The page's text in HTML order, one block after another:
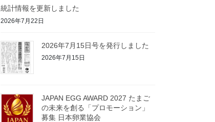
統計情報を更新しました
2026年7月22日
2026年7月15日号を発行しました
2026年7月15日
JAPAN EGG AWARD 2027 たまご
の未来を創る「プロモーション」
募集 日本卵業協会